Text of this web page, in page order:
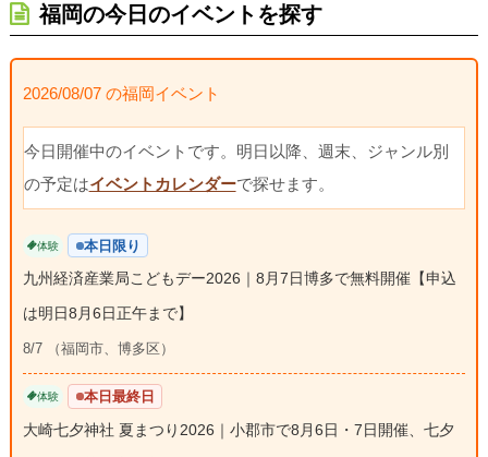
福岡の今日のイベントを探す
2026/08/07 の福岡イベント
今日開催中のイベントです。明日以降、週末、ジャンル別
の予定はイベントカレンダーで探せます。
体験 本日限り
九州経済産業局こどもデー2026｜8月7日博多で無料開催【申込
は明日8月6日正午まで】
8/7 （福岡市、博多区）
体験 本日最終日
大崎七夕神社 夏まつり2026｜小郡市で8月6日・7日開催、七夕